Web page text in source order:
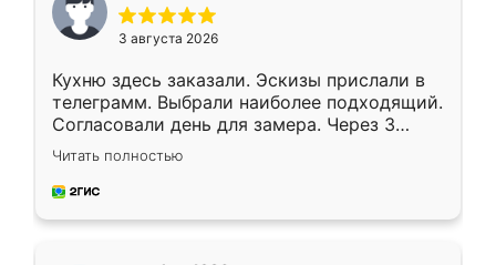
3 августа 2026
Кухню здесь заказали. Эскизы прислали в
телеграмм. Выбрали наиболее подходящий.
Согласовали день для замера. Через 3
недели кухня была уже готова. Остались
довольны работой. Спасибо Ренессанс
мебель за качественную работу!
Читать полностью